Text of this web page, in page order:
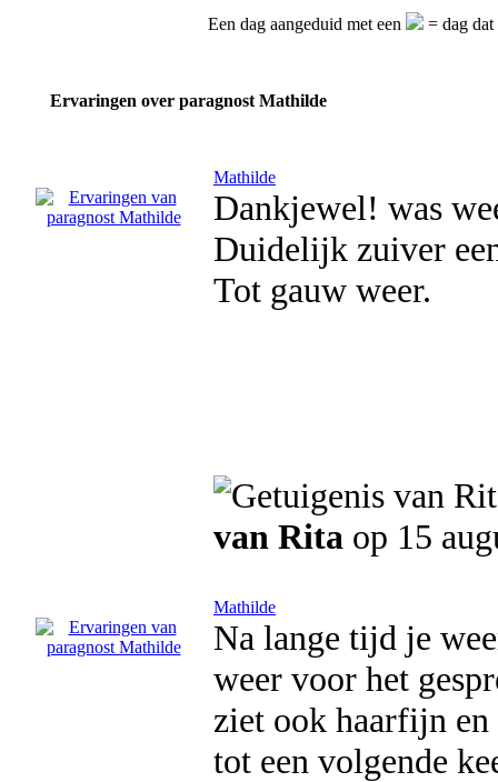
Een dag aangeduid met een = dag dat
Ervaringen over paragnost Mathilde
Mathilde
Dankjewel! was
Duidelijk zuiver
Tot gauw weer.
van Rita op 15
Mathilde
Na lange tijd je
weer voor het
ziet ook haarfijn
tot een volgende